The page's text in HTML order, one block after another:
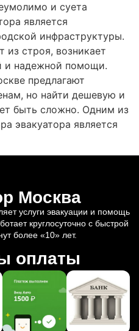
и суета
является
инфраструктуры.
из строя, возникает
и надежной помощи.
предлагают
но найти дешевую и
быть сложно. Одним из
эвакуатора является
Москва
услуги эвакуации и помощь
круглосуточно с быстрой
более «10» лет.
оплаты